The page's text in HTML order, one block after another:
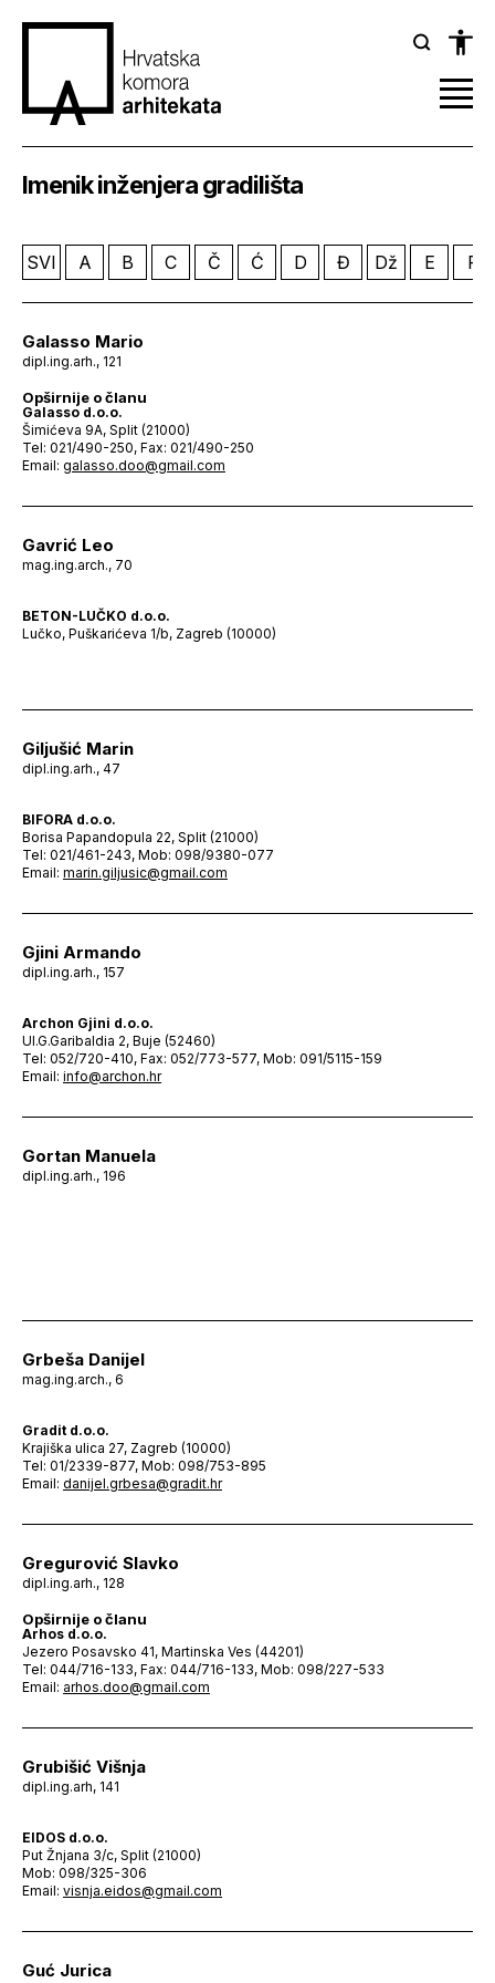
Imenik inženjera gradilišta
SVI A B C Č Ć D Đ Dž E F
Galasso Mario
dipl.ing.arh., 121
Opširnije o članu
Galasso d.o.o.
Šimićeva 9A, Split (21000)
Tel: 021/490-250, Fax: 021/490-250
Email: galasso.doo@gmail.com
Gavrić Leo
mag.ing.arch., 70
BETON-LUČKO d.o.o.
Lučko, Puškarićeva 1/b, Zagreb (10000)
Giljušić Marin
dipl.ing.arh., 47
BIFORA d.o.o.
Borisa Papandopula 22, Split (21000)
Tel: 021/461-243, Mob: 098/9380-077
Email: marin.giljusic@gmail.com
Gjini Armando
dipl.ing.arh., 157
Archon Gjini d.o.o.
Ul.G.Garibaldia 2, Buje (52460)
Tel: 052/720-410, Fax: 052/773-577, Mob: 091/5115-159
Email: info@archon.hr
Gortan Manuela
dipl.ing.arh., 196
Grbeša Danijel
mag.ing.arch., 6
Gradit d.o.o.
Krajiška ulica 27, Zagreb (10000)
Tel: 01/2339-877, Mob: 098/753-895
Email: danijel.grbesa@gradit.hr
Gregurović Slavko
dipl.ing.arh., 128
Opširnije o članu
Arhos d.o.o.
Jezero Posavsko 41, Martinska Ves (44201)
Tel: 044/716-133, Fax: 044/716-133, Mob: 098/227-533
Email: arhos.doo@gmail.com
Grubišić Višnja
dipl.ing.arh, 141
EIDOS d.o.o.
Put Žnjana 3/c, Split (21000)
Mob: 098/325-306
Email: visnja.eidos@gmail.com
Guć Jurica